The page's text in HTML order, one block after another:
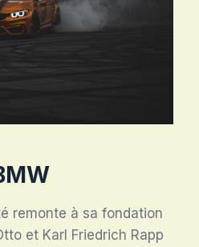
remonte à sa fondation
et Karl Friedrich Rapp